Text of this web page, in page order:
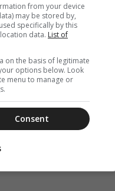
σε
με
και να
και σε
ότι
να ανάψουν
from your device
may be stored by,
specifically by this
data. List of
on the basis of legitimate
options below. Look
menu to manage or
Consent